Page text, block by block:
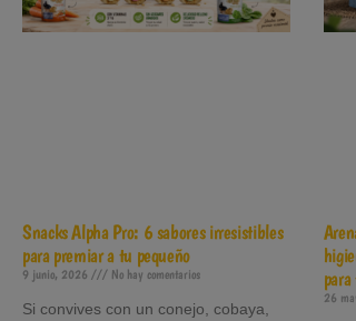
Snacks Alpha Pro: 6 sabores irresistibles
para premiar a tu pequeño
9 junio, 2026 No hay comentarios
Si convives con un conejo, cobaya,
26